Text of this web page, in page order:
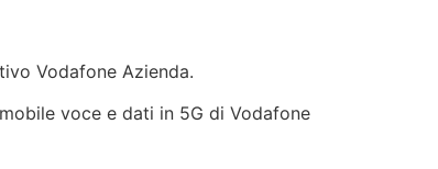
Vodafone Azienda.
voce e dati in 5G di Vodafone